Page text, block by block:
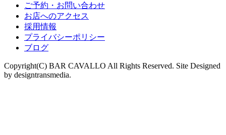
ご予約・お問い合わせ
お店へのアクセス
採用情報
プライバシーポリシー
ブログ
Copyright(C) BAR CAVALLO All Rights Reserved. Site Designed
by designtransmedia.